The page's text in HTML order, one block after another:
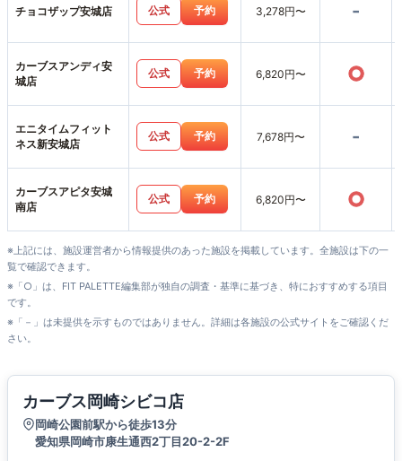
チョコザップ安城店 公式 予約 3,278円〜 -
カーブスアンディ安
城店
公式 予約 6,820円〜 ○
エニタイムフィット
ネス新安城店
公式 予約 7,678円〜 -
カーブスアピタ安城
南店
公式 予約 6,820円〜 ○
※上記には、施設運営者から情報提供のあった施設を掲載しています。全施設は下の一
覧で確認できます。
※「○」は、FIT PALETTE編集部が独自の調査・基準に基づき、特におすすめする項目
です。
※「－」は未提供を示すものではありません。詳細は各施設の公式サイトをご確認くだ
さい。
カーブス岡崎シビコ店
岡崎公園前駅から徒歩13分
愛知県岡崎市康生通西2丁目20-2-2F